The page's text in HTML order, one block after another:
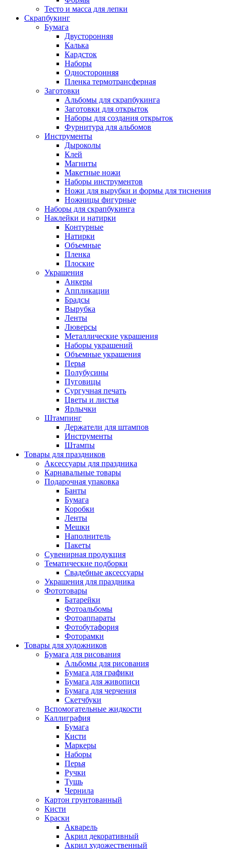
Тесто и масса для лепки
Скрапбукинг
Бумага
Двусторонняя
Калька
Кардсток
Наборы
Односторонняя
Пленка термотрансферная
Заготовки
Альбомы для скрапбукинга
Заготовки для открыток
Наборы для создания открыток
Фурнитура для альбомов
Инструменты
Дыроколы
Клей
Магниты
Макетные ножи
Наборы инструментов
Ножи для вырубки и формы для тиснения
Ножницы фигурные
Наборы для скрапбукинга
Наклейки и натирки
Контурные
Натирки
Объемные
Пленка
Плоские
Украшения
Анкеры
Аппликации
Брадсы
Вырубка
Ленты
Люверсы
Металлические украшения
Наборы украшений
Объемные украшения
Перья
Полубусины
Пуговицы
Сургучная печать
Цветы и листья
Ярлычки
Штампинг
Держатели для штампов
Инструменты
Штампы
Товары для праздников
Аксессуары для праздника
Карнавальные товары
Подарочная упаковка
Банты
Бумага
Коробки
Ленты
Мешки
Наполнитель
Пакеты
Сувенирная продукция
Тематические подборки
Свадебные аксессуары
Украшения для праздника
Фототовары
Батарейки
Фотоальбомы
Фотоаппараты
Фотобутафория
Фоторамки
Товары для художников
Бумага для рисования
Альбомы для рисования
Бумага для графики
Бумага для живописи
Бумага для черчения
Скетчбуки
Вспомогательные жидкости
Каллиграфия
Бумага
Кисти
Маркеры
Наборы
Перья
Ручки
Тушь
Чернила
Картон грунтованный
Кисти
Краски
Акварель
Акрил декоративный
Акрил художественный